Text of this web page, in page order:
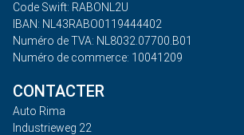
Code Swift: RABONL2U
IBAN: NL43RABO0119444402
Numéro de TVA: NL8032.07700.B01
Numéro de commerce: 10041209
CONTACTER
Auto Rima
Industrieweg 22